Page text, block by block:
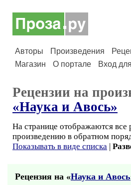
Авторы Произведения
Магазин
О портале Вход
Рецензии на
«Наука и Авось»
На странице отображаются все
произведению в обратном
Показывать в виде списка |
Рецензия на «Наука и Авось